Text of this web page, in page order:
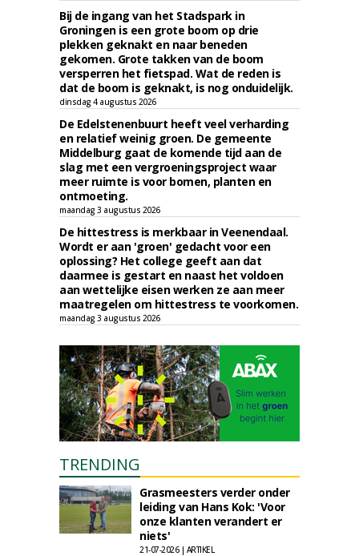
Bij de ingang van het Stadspark in
Groningen is een grote boom op drie
plekken geknakt en naar beneden
gekomen. Grote takken van de boom
versperren het fietspad. Wat de reden is
dat de boom is geknakt, is nog onduidelijk.
dinsdag 4 augustus 2026
De Edelstenenbuurt heeft veel verharding
en relatief weinig groen. De gemeente
Middelburg gaat de komende tijd aan de
slag met een vergroeningsproject waar
meer ruimte is voor bomen, planten en
ontmoeting.
maandag 3 augustus 2026
De hittestress is merkbaar in Veenendaal.
Wordt er aan 'groen' gedacht voor een
oplossing? Het college geeft aan dat
daarmee is gestart en naast het voldoen
aan wettelijke eisen werken ze aan meer
maatregelen om hittestress te voorkomen.
maandag 3 augustus 2026
TRENDING
Grasmeesters verder onder
leiding van Hans Kok: 'Voor
onze klanten verandert er
niets'
21-07-2026 | ARTIKEL